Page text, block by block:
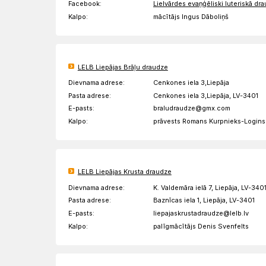
Facebook:
Lielvārdes evaņģēliski luteriskā
Kalpo:
mācītājs Ingus Dāboliņš
LELB Liepājas Brāļu draudze
Dievnama adrese:
Cenkones iela 3,Liepāja
Pasta adrese:
Cenkones iela 3,Liepāja, LV-3401
E-pasts:
braludraudze@gmx.com
Kalpo:
prāvests Romans Kurpnieks-Logins
LELB Liepājas Krusta draudze
Dievnama adrese:
K. Valdemāra ielā 7, Liepāja, LV-3401
Pasta adrese:
Baznīcas iela 1, Liepāja, LV-3401
E-pasts:
liepajaskrustadraudze@lelb.lv
Kalpo:
palīgmācītājs Denis Svenfelts